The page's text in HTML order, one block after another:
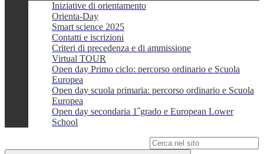
Iniziative di orientamento
Orienta-Day
Smart science 2025
Contatti e iscrizioni
Criteri di precedenza e di ammissione
Virtual TOUR
Open day Primo ciclo: percorso ordinario e Scuola
Europea
Open day scuola primaria: percorso ordinario e Scuola
Europea
Open day secondaria 1ˆgrado e European Lower
School